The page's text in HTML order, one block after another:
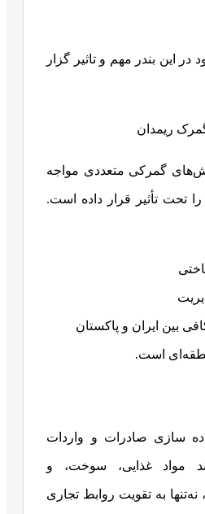
در این بندر مهم و تاثیر گزار
ریمدان
گمرکی متعددی مواجه
تحت تأثیر قرار داده است.
بین ایران و پاکستان
است.
سازی صادرات و واردات
مواد غذایی، سوخت، و
به تقویت روابط تجاری